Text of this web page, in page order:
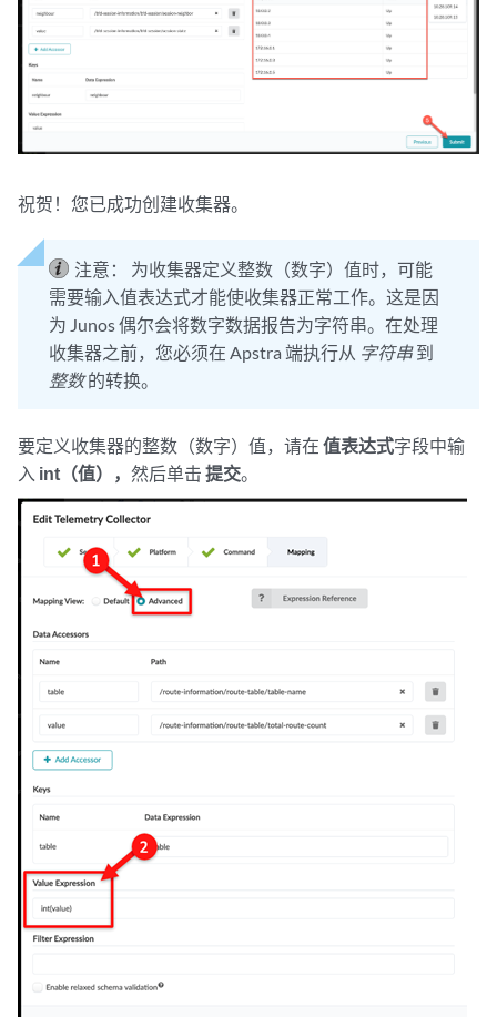
祝贺！您已成功创建收集器。
注意：
为收集器定义整数（数字）值时，可能
需要输入值表达式才能使收集器正常工作。这是因
为 Junos 偶尔会将数字数据报告为字符串。在处理
收集器之前，您必须在 Apstra 端执行从 字符串到
整数的转换。
要定义收集器的整数（数字）值，请在 值表达式字段中输
入 int（值）， 然后单击 提交。